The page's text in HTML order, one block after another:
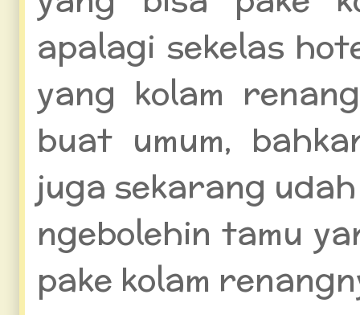
apalagi sekelas
yang kolam
buat umum,
juga sekarang
ngebolehin tamu
pake kolam